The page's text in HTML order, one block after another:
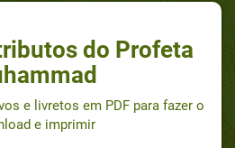
do Profeta
e livretos em PDF para fazer o
e imprimir